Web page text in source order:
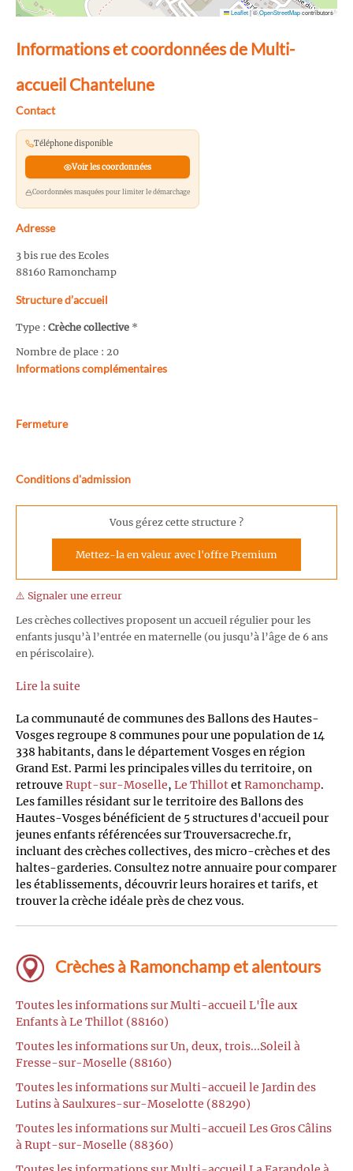
Leaflet|©OpenStreetMapcontributors
Informations et coordonnées de Multi-
accueil Chantelune
Contact
Téléphone disponible
Voir les coordonnées
Coordonnées masquées pour limiter le démarchage
Adresse
3 bis rue des Ecoles
88160 Ramonchamp
Structure d’accueil
Type : Crèche collective *
Nombre de place : 20
Informations complémentaires
Fermeture
Conditions d'admission
Vous gérez cette structure ?
Mettez-la en valeur avec l'offre Premium
⚠️ Signaler une erreur
Les crèches collectives proposent un accueil régulier pour les
enfants jusqu’à l’entrée en maternelle (ou jusqu’à l’âge de 6 ans
en périscolaire).
Lire la suite
La communauté de communes des Ballons des Hautes-
Vosges regroupe 8 communes pour une population de 14
338 habitants, dans le département Vosges en région
Grand Est. Parmi les principales villes du territoire, on
retrouve Rupt-sur-Moselle, Le ThillotetRamonchamp.
Les familles résidant sur le territoire des Ballons des
Hautes-Vosges bénéficient de 5 structures d'accueil pour
jeunes enfants référencées sur Trouversacreche.fr,
incluant des crèches collectives, des micro-crèches et des
haltes-garderies. Consultez notre annuaire pour comparer
les établissements, découvrir leurs horaires et tarifs, et
trouver la crèche idéale près de chez vous.
Crèches à Ramonchamp et alentours
Toutes les informations sur Multi-accueil L'Île aux
Enfants à Le Thillot (88160)
Toutes les informations sur Un, deux, trois...Soleil à
Fresse-sur-Moselle (88160)
Toutes les informations sur Multi-accueil le Jardin des
Lutins à Saulxures-sur-Moselotte (88290)
Toutes les informations sur Multi-accueil Les Gros Câlins
à Rupt-sur-Moselle (88360)